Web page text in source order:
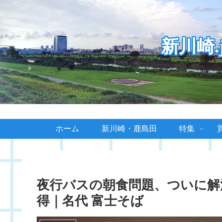
新川崎
ホーム 新川崎・鹿島田 特集
夜行バスの朝食問題、ついに
得｜名代 富士そば